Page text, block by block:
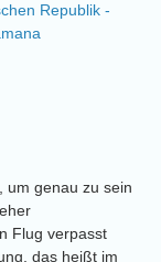
Republik -
um genau zu sein
Flug verpasst
das heißt im